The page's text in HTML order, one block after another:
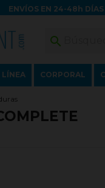
ENVÍOS EN 24-48h DÍAS

LÍNEA CORPORAL